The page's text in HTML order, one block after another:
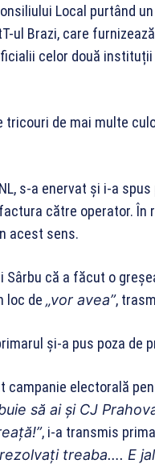
Local purtând
ul Brazi, care
celor două
de mai multe
s-a enervat și i-a
către operator. În
acest sens.
că a făcut o
loc de „vor avea”,
și-a pus poza de
electorală
să ai şi CJ
, i-a transmis
treaba…. E